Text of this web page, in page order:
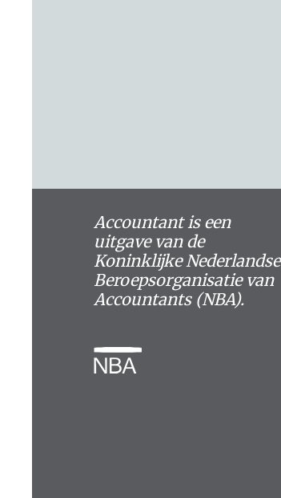
Accountant is een
uitgave van de
Koninklijke Nederlandse
Beroepsorganisatie van
Accountants (NBA).